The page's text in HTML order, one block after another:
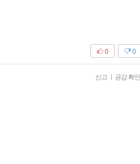
0
0
신고 | 공감 확인